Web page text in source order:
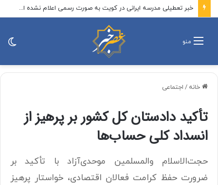
پرداخت فوق‌العاده به مدیران شرکت‌های زیان‌ده شستا مصداق بی‌عدالتی در حق بیمه‌شدگان است
منو
خانه / اجتماعی
تأکید دادستان کل کشور بر پرهیز از
انسداد کلی حساب‌ها
حجت‌الاسلام والمسلمین موحدی‌آزاد با تأکید بر
ضرورت حفظ کرامت فعالان اقتصادی، خواستار پرهیز